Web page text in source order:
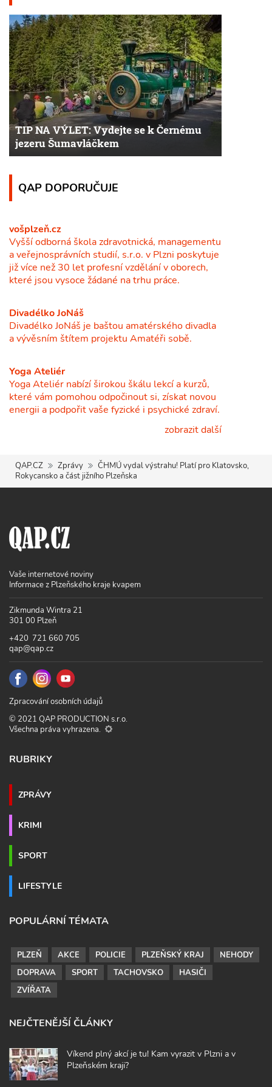
TIP NA VÝLET: Vydejte se k Černému
jezeru Šumavláčkem
QAP DOPORUČUJE
vošplzeň.cz
Vyšší odborná škola zdravotnická, managementu
a veřejnosprávních studií, s.r.o. v Plzni poskytuje
již více než 30 let profesní vzdělání v oborech,
které jsou vysoce žádané na trhu práce.
Divadélko JoNáš
Divadélko JoNáš je baštou amatérského divadla
a vývěsním štítem projektu Amatéři sobě.
Yoga Ateliér
Yoga Ateliér nabízí širokou škálu lekcí a kurzů,
které vám pomohou odpočinout si, získat novou
energii a podpořit vaše fyzické i psychické zdraví.
zobrazit další
QAP.CZ Zprávy
ČHMÚ vydal výstrahu! Platí pro Klatovsko,
Rokycansko a část jižního Plzeňska
Vaše internetové noviny
Informace z Plzeňského kraje kvapem
Zikmunda Wintra 21
301 00 Plzeň
+420 721 660 705
qap@qap.cz
Zpracování osobních údajů
© 2021 QAP PRODUCTION s.r.o.
Všechna práva vyhrazena.
RUBRIKY
ZPRÁVY
KRIMI
SPORT
LIFESTYLE
POPULÁRNÍ TÉMATA
PLZEŇ AKCE POLICIE PLZEŇSKÝ KRAJ
NEHODY
DOPRAVA
SPORT TACHOVSKO
HASIČI
ZVÍŘATA
NEJČTENĚJŠÍ ČLÁNKY
Víkend plný akcí je tu! Kam vyrazit v Plzni a v
Plzeňském kraji?